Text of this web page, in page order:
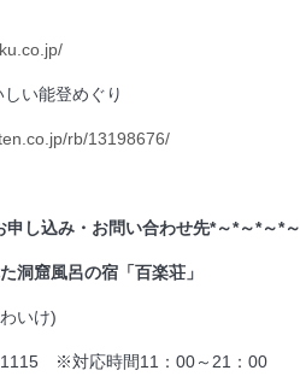
い能登めぐり
rb/13198676/
申し込み・お問い合わせ先*～*～*～*～
洞窟風呂の宿「百楽荘」
いけ)
1115 ※対応時間11：00～21：00